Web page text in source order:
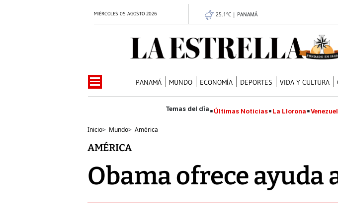
MIÉRCOLES 05 AGOSTO 2026 25.1°C | PANAMÁ
PANAMÁ MUNDO ECONOMÍA DEPORTES VIDA Y CULTURA
Últimas Noticias La Llorona
Inicio> Mundo> América
AMÉRICA
Obama ofrece ayuda